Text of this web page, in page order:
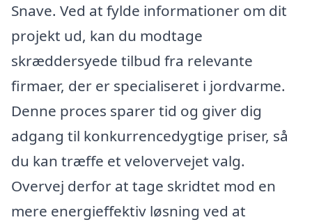
Snave. Ved at fylde informationer om dit
projekt ud, kan du modtage
skræddersyede tilbud fra relevante
firmaer, der er specialiseret i jordvarme.
Denne proces sparer tid og giver dig
adgang til konkurrencedygtige priser, så
du kan træffe et velovervejet valg.
Overvej derfor at tage skridtet mod en
mere energieffektiv løsning ved at